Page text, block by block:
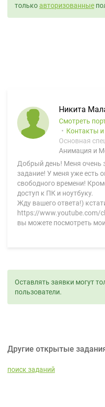
толькоавторизованные
Никита
Смотреть
Контакты
Основная
Анимация и
Добрый день! Меня очень
задание! У меня уже есть
свободного времени!
доступ к ПК и ноутбуку.
Жду вашего ответа!)
https://www.youtube.com/
вы можете посмотреть
Оставлять заявки могут
пользователи.
Другие открытые
поиск заданий